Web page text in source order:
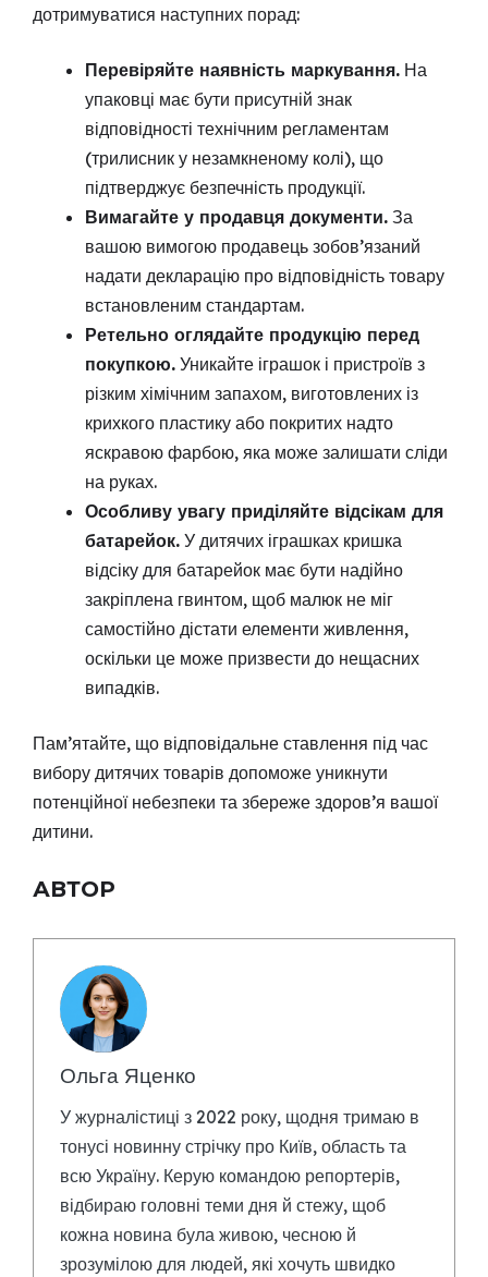
дотримуватися наступних порад:
Перевіряйте наявність маркування. На
упаковці має бути присутній знак
відповідності технічним регламентам
(трилисник у незамкненому колі), що
підтверджує безпечність продукції.
Вимагайте у продавця документи. За
вашою вимогою продавець зобов’язаний
надати декларацію про відповідність товару
встановленим стандартам.
Ретельно оглядайте продукцію перед
покупкою. Уникайте іграшок і пристроїв з
різким хімічним запахом, виготовлених із
крихкого пластику або покритих надто
яскравою фарбою, яка може залишати сліди
на руках.
Особливу увагу приділяйте відсікам для
батарейок. У дитячих іграшках кришка
відсіку для батарейок має бути надійно
закріплена гвинтом, щоб малюк не міг
самостійно дістати елементи живлення,
оскільки це може призвести до нещасних
випадків.
Пам’ятайте, що відповідальне ставлення під час
вибору дитячих товарів допоможе уникнути
потенційної небезпеки та збереже здоров’я вашої
дитини.
АВТОР
Ольга Яценко
У журналістиці з 2022 року, щодня тримаю в
тонусі новинну стрічку про Київ, область та
всю Україну. Керую командою репортерів,
відбираю головні теми дня й стежу, щоб
кожна новина була живою, чесною й
зрозумілою для людей, які хочуть швидко